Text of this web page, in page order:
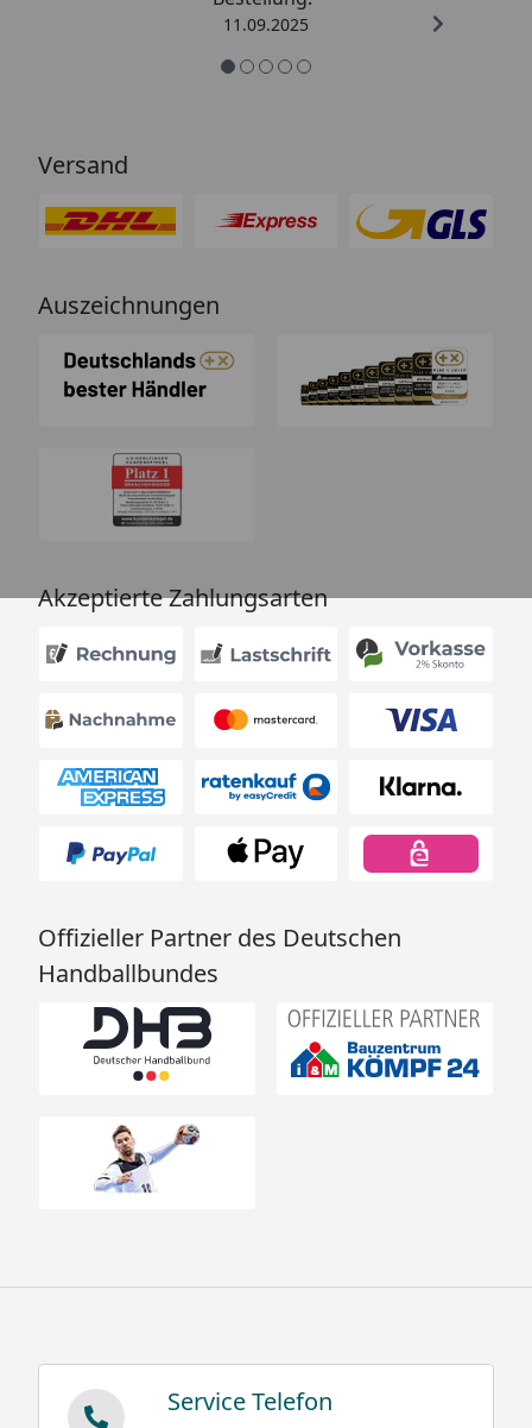
11.09.2025
Versand
Auszeichnungen
Akzeptierte Zahlungsarten
Offizieller Partner des Deutschen
Handballbundes
Service Telefon